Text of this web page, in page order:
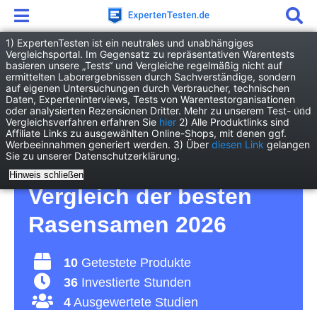
Garten Pflanzen Rasensamen
Rasensamen Test – für
einen perfekten und
gesunden Rasen –
Vergleich der besten
Rasensamen 2026
10 Getestete Produkte
36 Investierte Stunden
4 Ausgewertete Studien
1) ExpertenTesten ist ein neutrales und unabhängiges
Vergleichsportal. Im Gegensatz zu repräsentativen Warentests
basieren unsere „Tests“ und Vergleiche regelmäßig nicht auf
ermittelten Laborergebnissen durch Sachverständige, sondern
auf eigenen Untersuchungen durch Verbraucher, technischen
Daten, Experteninterviews, Tests von Warentestorganisationen
oder analysierten Rezensionen Dritter. Mehr zu unserem Test- und
Vergleichsverfahren erfahren Sie hier 2) Alle Produktlinks sind
Affiliate Links zu ausgewählten Online-Shops, mit denen ggf.
Werbeeinnahmen generiert werden. 3) Über diesen Link gelangen
Sie zu unserer Datenschutzerklärung.
Hinweis schließen